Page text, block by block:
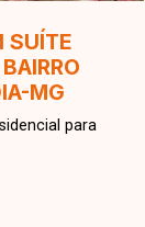
SUÍTE
MG
para